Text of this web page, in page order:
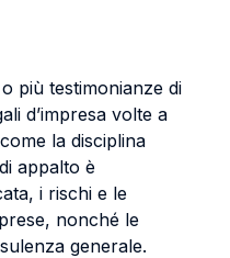
più testimonianze di
d’impresa volte a
la disciplina
appalto è
i rischi e le
nonché le
generale.